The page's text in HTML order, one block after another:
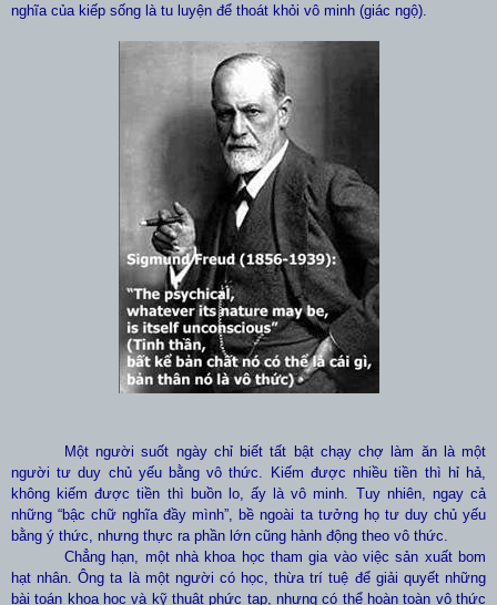
nghĩa của kiếp sống là tu luyện để thoát khỏi vô minh (giác ngộ).
Một người suốt ngày chỉ biết tất bật chạy chợ làm ăn là một
người tư duy chủ yếu bằng vô thức. Kiếm được nhiều tiền thì hỉ hả,
không kiếm được tiền thì buồn lo, ấy là vô minh. Tuy nhiên, ngay cả
những “bậc chữ nghĩa đầy mình”, bề ngoài ta tưởng họ tư duy chủ yếu
bằng ý thức, nhưng thực ra phần lớn cũng hành động theo vô thức.
Chẳng hạn, một nhà khoa học tham gia vào việc sản xuất bom
hạt nhân. Ông ta là một người có học, thừa trí tuệ để giải quyết những
bài toán khoa học và kỹ thuật phức tạp, nhưng có thể hoàn toàn vô thức